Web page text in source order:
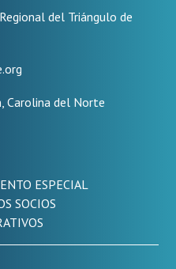
del Triángulo de
Carolina del Norte
ESPECIAL
SOCIOS